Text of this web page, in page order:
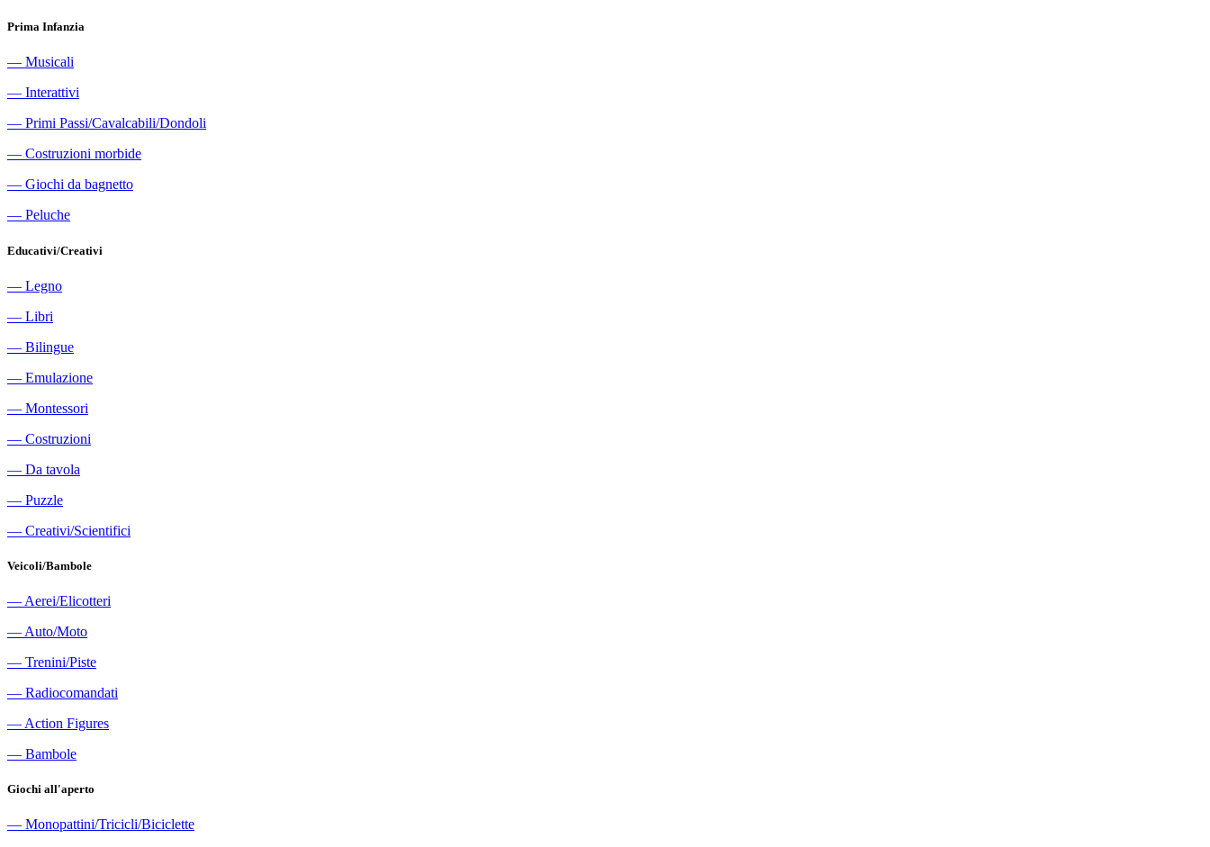
Prima Infanzia
― Musicali
― Interattivi
― Primi Passi/Cavalcabili/Dondoli
― Costruzioni morbide
― Giochi da bagnetto
― Peluche
Educativi/Creativi
― Legno
― Libri
― Bilingue
― Emulazione
― Montessori
― Costruzioni
― Da tavola
― Puzzle
― Creativi/Scientifici
Veicoli/Bambole
― Aerei/Elicotteri
― Auto/Moto
― Trenini/Piste
― Radiocomandati
― Action Figures
― Bambole
Giochi all'aperto
― Monopattini/Tricicli/Biciclette